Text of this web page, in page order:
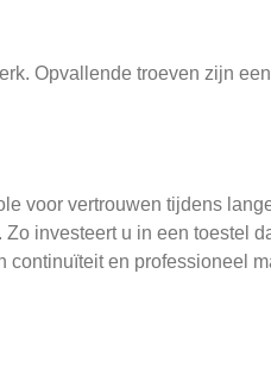
Opvallende troeven zijn
voor vertrouwen tijdens
investeert u in een toestel
en professioneel